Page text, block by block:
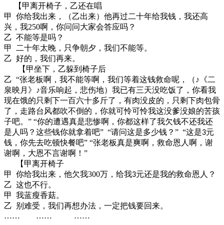
【甲离开椅子，乙还在唱
甲
你给我出来，（乙出来）他再过二十年给我钱，我还高
兴，我250啊，你问问大家会答应吗？
乙 不能等是吗？
甲
二十年太晚，只争朝夕，我们不能等。
乙 好的，我们再来。
【甲坐下，乙躲到椅子后
乙 “张老板啊，我不能等啊，我们等着这钱救命呢，（♪《二
泉映月》♪音乐响起，悲伤地）我已有三天没吃饭了，你看我
现在饿的只剩下一百六十多斤了，有肉没皮的，只剩下肉包骨
了，走路台风都吹不倒的，你就可怜可怜我这没爹没娘的苦孩
子吧。” “你的遭遇真是悲惨啊，你都这样了我欠钱不还我还
是人吗？这些钱你就拿着吧” “请问这是多少钱？” “这是3元
钱，你先去吃顿快餐吧” “张老板真是爽啊，救命恩人啊，谢
谢啊，大恩不言谢啊！”
【甲离开椅子
甲
你给我出来，他欠我300万，给我3元还是我的救命恩人？
乙 这也不行。
甲
我蓝瘦香菇。
乙 别难受，我们再想办法，一定把钱要回来。
…… …… ……